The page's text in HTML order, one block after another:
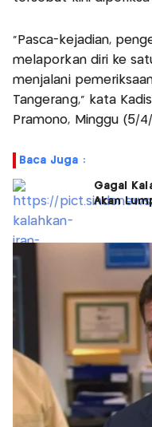
“Pasca-kejadian,
melaporkan diri ke
menjalani
Tangerang,” kata
Pramono, Minggu (5/
Baca Juga :
Gagal
Akan